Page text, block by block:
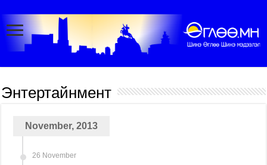
Энтертайнмент
November, 2013
26 November